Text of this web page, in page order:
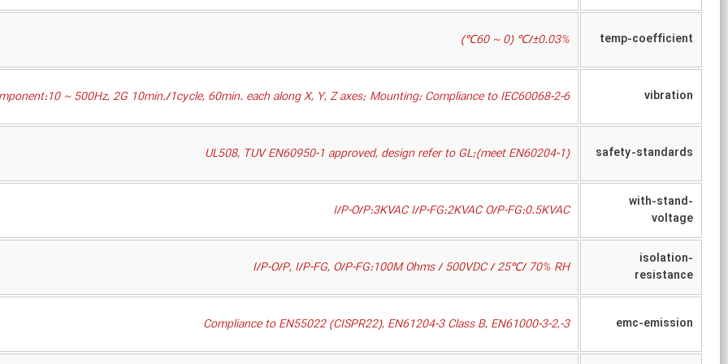
temp-coefficient
±0.03%/℃ (0 ~ 60℃)
vibration
~ 500Hz, 2G 10min./1cycle, 60min. each along X, Y, Z axes; Mounting: Compliance to IEC60068-2-6
safety-standards
UL508, TUV EN60950-1 approved, design refer to GL;(meet EN60204-1)
with-stand-
voltage
I/P-O/P:3KVAC I/P-FG:2KVAC O/P-FG:0.5KVAC
isolation-
resistance
I/P-O/P, I/P-FG, O/P-FG:100M Ohms / 500VDC / 25℃/ 70% RH
emc-emission
Compliance to EN55022 (CISPR22), EN61204-3 Class B, EN61000-3-2,-3